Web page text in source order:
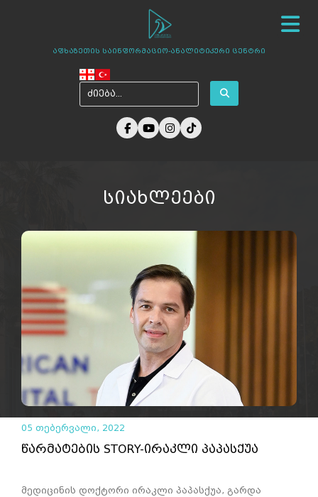
აფხაზეთის საინფორმაციო-ანალიტიკური ცენტრი
სიახლეები
ჩვენ შესახებ
ცენტრის პროექტები
სიახლეები
05 თებერვალი, 2022
წარმატების STORY-ირაკლი პაპასქუა
მედიცინის დოქტორი ირაკლი პაპასქუა, გარდა